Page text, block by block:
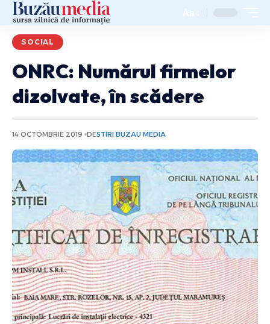
Aa
SOCIAL
ONRC: Numărul firmelor
dizolvate, în scădere
14 OCTOMBRIE 2019 DESTIRI BUZAU MEDIA